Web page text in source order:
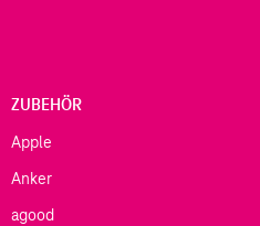
ZUBEHÖR
Apple
Anker
agood